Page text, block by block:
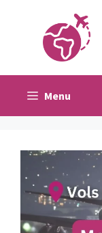
contenu
Menu